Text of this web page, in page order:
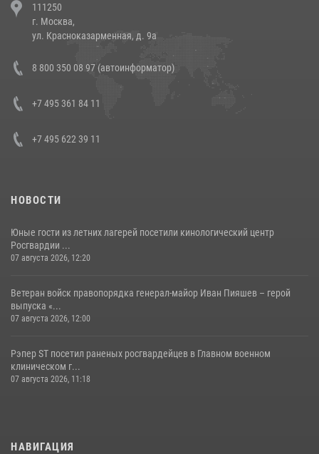
напавших на бригаду скорой помощи (видео)
14 июля 2026, 12:20
В Росгвардии прошла военно-научная конференция по обобщению
боевого опыта
111250
г. Москва,
ул. Красноказарменная, д. 9а
8 800 350 08 97 (автоинформатор)
+7 495 361 84 11
+7 495 622 39 11
НОВОСТИ
Юные гости из летних лагерей посетили кинологический центр
Росгвардии ...
07 августа 2026, 12:20
Ветеран войск правопорядка генерал-майор Иван Пияшев – герой
выпуска «...
07 августа 2026, 12:00
Рэпер ST посетил раненых росгвардейцев в Главном военном
клиническом г...
07 августа 2026, 11:18
НАВИГАЦИЯ